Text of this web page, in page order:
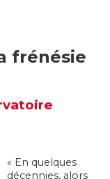
frénésie
« En quelques
décennies, alors